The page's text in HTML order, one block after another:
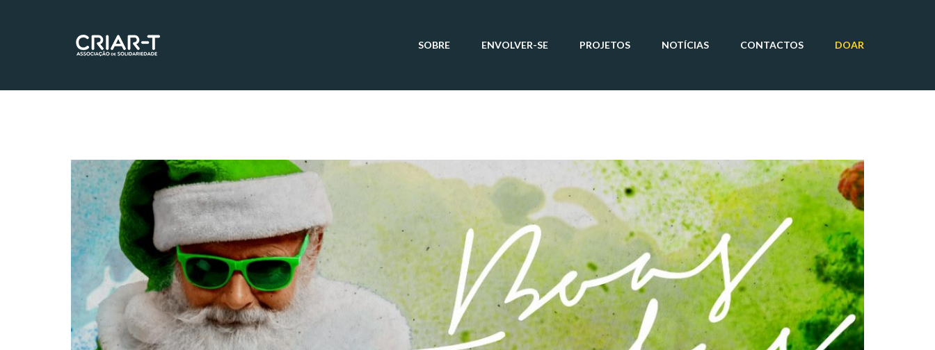
SOBRE ENVOLVER-SE PROJETOS NOTÍCIAS CONTACTOS DOAR